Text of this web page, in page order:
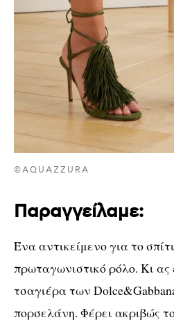
©AQUAZZURA
Παραγγείλαμε:
Ένα αντικείμενο για το
πρωταγωνιστικό ρόλο. Κι ας
τσαγιέρα των Dolce&
πορσελάνη. Φέρει ακριβώς